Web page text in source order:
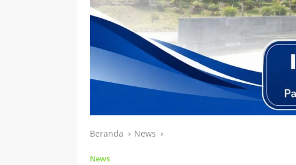
Beranda News
News